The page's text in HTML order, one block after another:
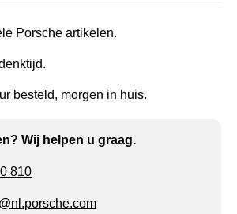
Porsche artikelen.
besteld, morgen in huis.
Wij helpen u graag.
810